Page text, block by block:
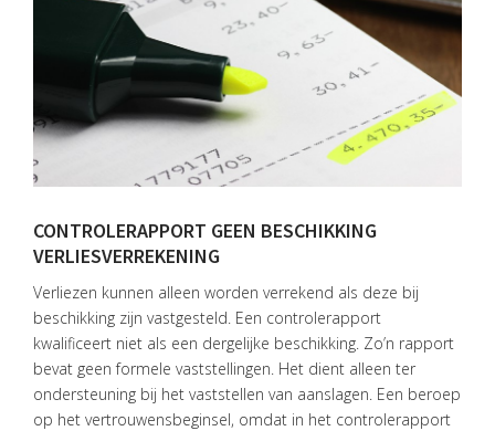
HOME
DIENSTEN
CONTROLERAPPORT GEEN BESCHIKKING
VERLIESVERREKENING
Verliezen kunnen alleen worden verrekend als deze bij
beschikking zijn vastgesteld. Een controlerapport
kwalificeert niet als een dergelijke beschikking. Zo’n rapport
bevat geen formele vaststellingen. Het dient alleen ter
ondersteuning bij het vaststellen van aanslagen. Een beroep
op het vertrouwensbeginsel, omdat in het controlerapport